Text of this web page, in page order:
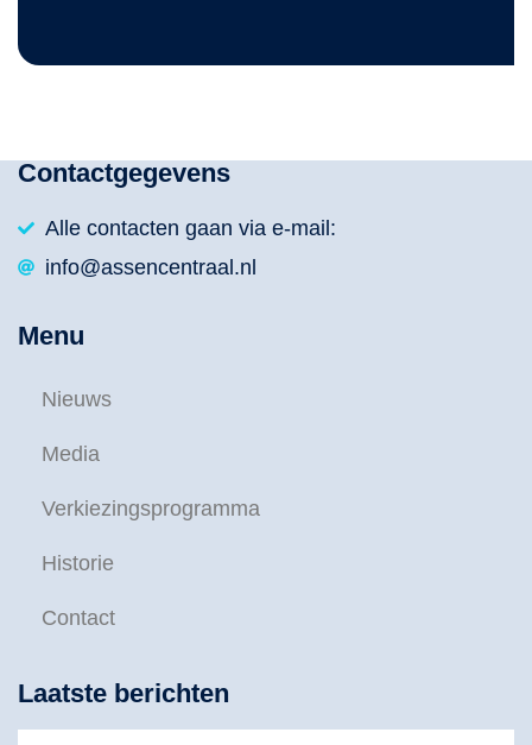
Contactgegevens
Alle contacten gaan via e-mail:
info@assencentraal.nl
Menu
Nieuws
Media
Verkiezingsprogramma
Historie
Contact
Laatste berichten